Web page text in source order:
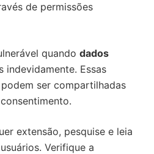
de permissões
quando dados
indevidamente. Essas
podem ser compartilhadas
extensão, pesquise e leia
Verifique a